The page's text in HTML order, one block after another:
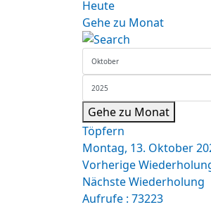
Heute
Gehe zu Monat
Gehe zu Monat
Töpfern
Montag, 13. Oktober
Vorherige
Nächste Wiederholung
Aufrufe : 73223